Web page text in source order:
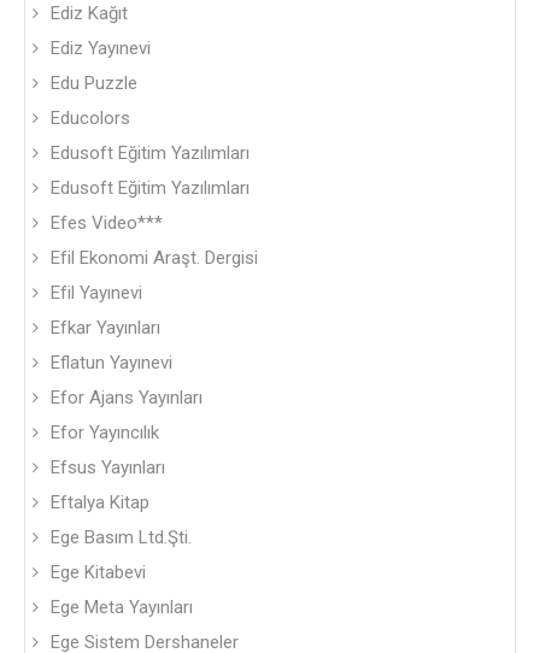
Ediz Kağıt
Ediz Yayınevi
Edu Puzzle
Educolors
Edusoft Eğitim Yazılımları
Edusoft Eğitim Yazılımları
Efes Video***
Efil Ekonomi Araşt. Dergisi
Efil Yayınevi
Efkar Yayınları
Eflatun Yayınevi
Efor Ajans Yayınları
Efor Yayıncılık
Efsus Yayınları
Eftalya Kitap
Ege Basım Ltd.Şti.
Ege Kitabevi
Ege Meta Yayınları
Ege Sistem Dershaneler